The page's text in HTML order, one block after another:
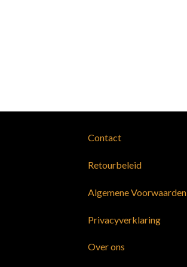
Contact
Retourbeleid
Algemene Voorwaarden
Privacyverklaring
Over ons